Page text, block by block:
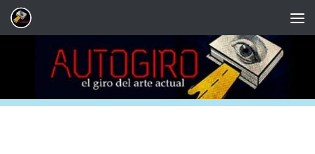
Saltar al contenido